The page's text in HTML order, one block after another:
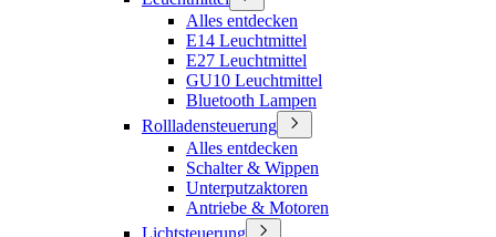
Alles entdecken
E14 Leuchtmittel
E27 Leuchtmittel
GU10 Leuchtmittel
Bluetooth Lampen
Rollladensteuerung
Alles entdecken
Schalter & Wippen
Unterputzaktoren
Antriebe & Motoren
Lichtsteuerung